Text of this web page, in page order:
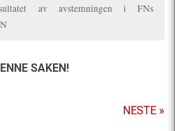
av avstemningen i FNs
SAKEN!
NESTE »